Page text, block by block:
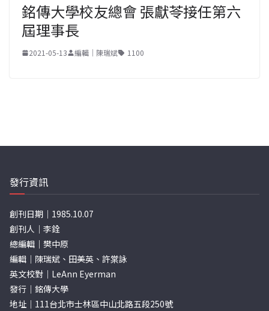
銘傳大學校友總會 張獻苓接任第六
屆理事長
2021-05-13 編輯｜陳瑞斌 1100
發行資訊
創刊日期｜1985.10.07
創刊人｜李銓
總編輯｜樊中原
編輯｜陳瑞斌、田美英、許棠詠
英文校對｜LeAnn Eyerman
發行｜銘傳大學
地址｜111台北市士林區中山北路五段250號